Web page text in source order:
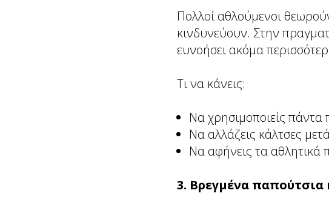
Πολλοί αθλούμενοι
κινδυνεύουν. Στην
ευνοήσει ακόμα
Τι να κάνεις:
Να χρησιμοποιείς πάντα
Να αλλάζεις κάλτσες
Να αφήνεις τα αθλητικά
3. Βρεγμένα παπούτσια